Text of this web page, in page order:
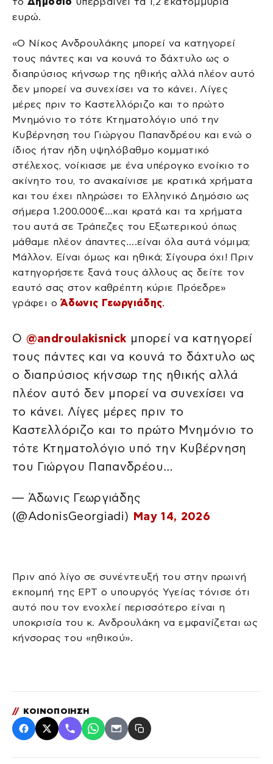
ευρώ.
«Ο Νίκος Ανδρουλάκης μπορεί να κατηγορεί
τους πάντες και να κουνά το δάχτυλο ως ο
διαπρύσιος κήνσωρ της ηθικής αλλά πλέον αυτό
δεν μπορεί να συνεχίσει να το κάνει. Λίγες
μέρες πριν το Καστελλόριζο και το πρώτο
Μνημόνιο το τότε Κτηματολόγιο υπό την
Κυβέρνηση του Γιώργου Παπανδρέου και ενώ ο
ίδιος ήταν ήδη υψηλόβαθμο κομματικό
στέλεχος, νοίκιασε με ένα υπέρογκο ενοίκιο το
ακίνητο του, το ανακαίνισε με κρατικά χρήματα
και του έχει πληρώσει το Ελληνικό Δημόσιο ως
σήμερα 1.200.000€…και κρατά και τα χρήματα
του αυτά σε Τράπεζες του Εξωτερικού όπως
μάθαμε πλέον άπαντες….είναι όλα αυτά νόμιμα;
Μάλλον. Είναι όμως και ηθικά; Σίγουρα όχι! Πριν
κατηγορήσετε ξανά τους άλλους ας δείτε τον
εαυτό σας στον καθρέπτη κύριε Πρόεδρε»
γράφει οΆδωνις Γεωργιάδης.
Ο @androulakisnick μπορεί να κατηγορεί
τους πάντες και να κουνά το δάχτυλο ως
ο διαπρύσιος κήνσωρ της ηθικής αλλά
πλέον αυτό δεν μπορεί να συνεχίσει να
το κάνει. Λίγες μέρες πριν το
Καστελλόριζο και το πρώτο Μνημόνιο το
τότε Κτηματολόγιο υπό την Κυβέρνηση
του Γιώργου Παπανδρέου…
— Άδωνις Γεωργιάδης
(@AdonisGeorgiadi) May 14, 2026
Πριν από λίγο σε συνέντευξή του στην πρωινή
εκπομπή της ΕΡΤ ο υπουργός Υγείας τόνισε ότι
αυτό που τον ενοχλεί περισσότερο είναι η
υποκρισία του κ. Ανδρουλάκη να εμφανίζεται ως
κήνσορας του «ηθικού».
// ΚΟΙΝΟΠΟΙΗΣΗ